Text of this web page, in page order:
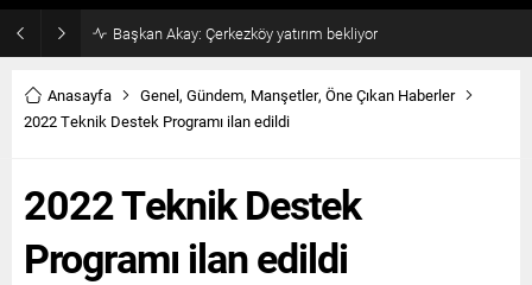
Başkan Akay: Çerkezköy yatırım bekliyor
Anasayfa Genel, Gündem, Manşetler, Öne Çıkan Haberler
2022 Teknik Destek Programı ilan edildi
2022 Teknik Destek
Programı ilan edildi